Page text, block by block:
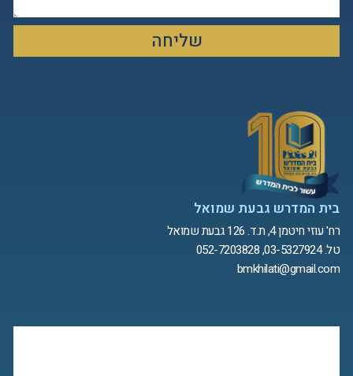
שליחה
בית המדרש גבעת שמואל
רח' עוזי חיטמן 4, ת.ד. 126 גבעת שמואל
טל. 03-5327924, 052-7203828
bmkhilati@gmail.com